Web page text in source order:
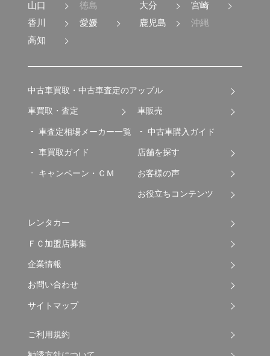
山口
徳島
香川
愛媛
高知
大分
宮崎
鹿児島
沖縄
中古車買取・中古車査定のアップル
車買取・査定
車査定相場メーカー一覧
車買取ガイド
キャンペーン・ＣＭ
車販売
中古車購入ガイド
店舗を探す
お客様の声
お役立ちコンテンツ
レンタカー
ＦＣ加盟店募集
企業情報
お問い合わせ
サイトマップ
ご利用規約